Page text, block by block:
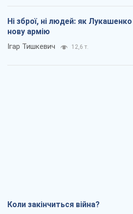
Ні зброї, ні людей: як
нову армію
Ігар Тишкевич 12,6 т.
Коли закінчиться війна?